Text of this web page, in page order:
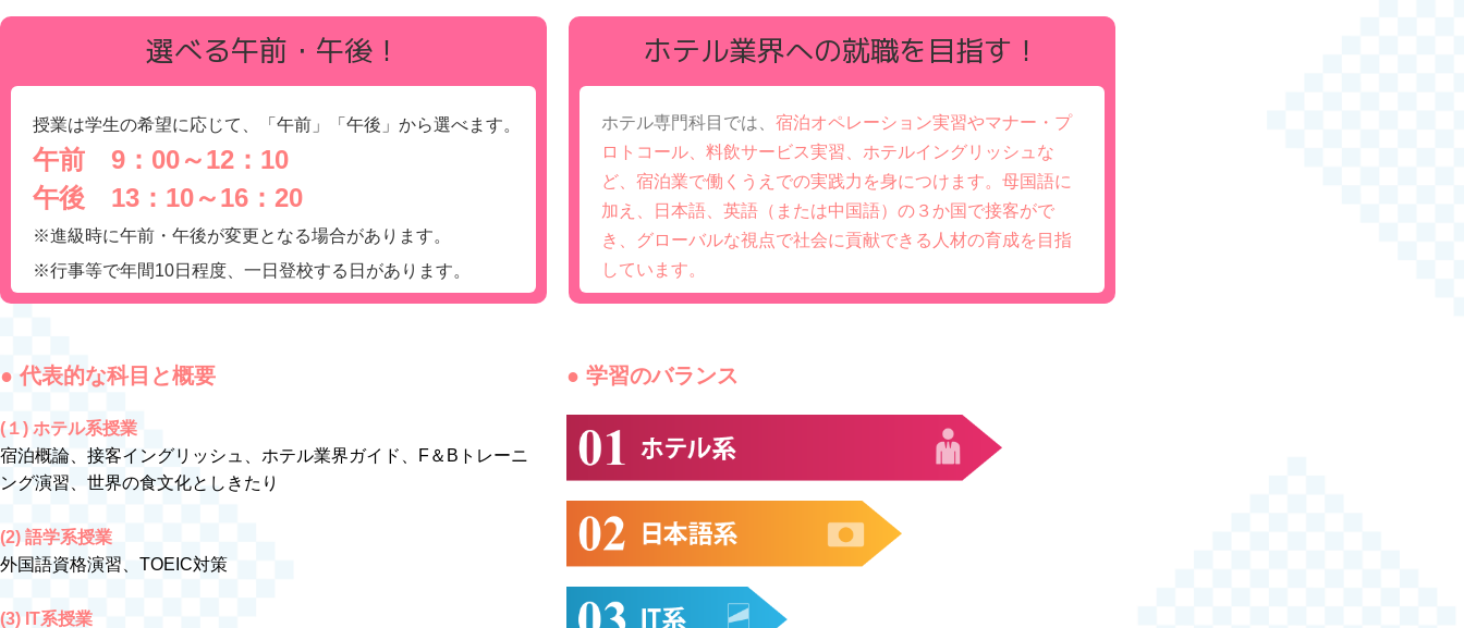
選べる午前・午後！
授業は学生の希望に応じて、「午前」「午後」から選べます。
午前 9：00～12：10
午後 13：10～16：20
※進級時に午前・午後が変更となる場合があります。
※行事等で年間10日程度、一日登校する日があります。
ホテル業界への就職を目指す！
ホテル専門科目では、 宿泊オペレーション実習やマナー・プ
ロトコール、料飲サービス実習、ホテルイングリッシュな
ど、宿泊業で働くうえでの実践力を身につけます。母国語に
加え、日本語、英語（または中国語）の３か国で接客がで
き、グローバルな視点で社会に貢献できる人材の育成を目指
しています。
● 代表的な科目と概要
(１) ホテル系授業
宿泊概論、接客イングリッシュ、ホテル業界ガイド、F＆Bトレーニ
ング演習、世界の食文化としきたり
(2) 語学系授業
外国語資格演習、TOEIC対策
(3) IT系授業
● 学習のバランス